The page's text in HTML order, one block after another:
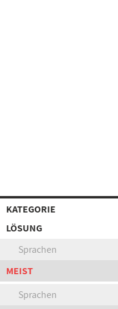
KATEGORIE
LÖSUNG
Sprachen
MEIST
Sprachen